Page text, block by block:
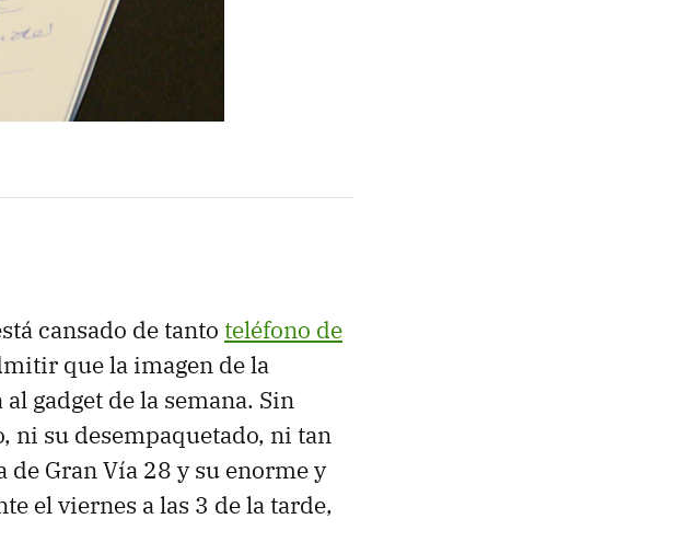
cansado de tanto teléfono de
que la imagen de la
gadget de la semana. Sin
ni su desempaquetado, ni tan
Gran Vía 28 y su enorme y
el viernes a las 3 de la tarde,